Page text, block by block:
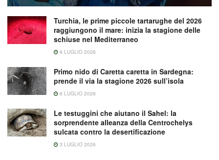
Turchia, le prime piccole tartarughe del 2026
raggiungono il mare: inizia la stagione delle
schiuse nel Mediterraneo
9 LUGLIO 2026
Primo nido di Caretta caretta in Sardegna:
prende il via la stagione 2026 sull’isola
6 LUGLIO 2026
Le testuggini che aiutano il Sahel: la
sorprendente alleanza della Centrochelys
sulcata contro la desertificazione
3 LUGLIO 2026